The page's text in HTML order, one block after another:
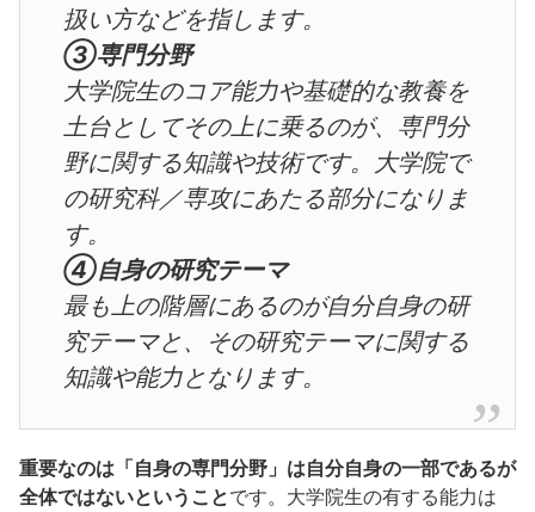
扱い方などを指します。
③専門分野
大学院生のコア能力や基礎的な教養を
土台としてその上に乗るのが、専門分
野に関する知識や技術です。大学院で
の研究科／専攻にあたる部分になりま
す。
④自身の研究テーマ
最も上の階層にあるのが自分自身の研
究テーマと、その研究テーマに関する
知識や能力となります。
重要なのは「自身の専門分野」は自分自身の一部であるが
全体ではないということです。大学院生の有する能力は